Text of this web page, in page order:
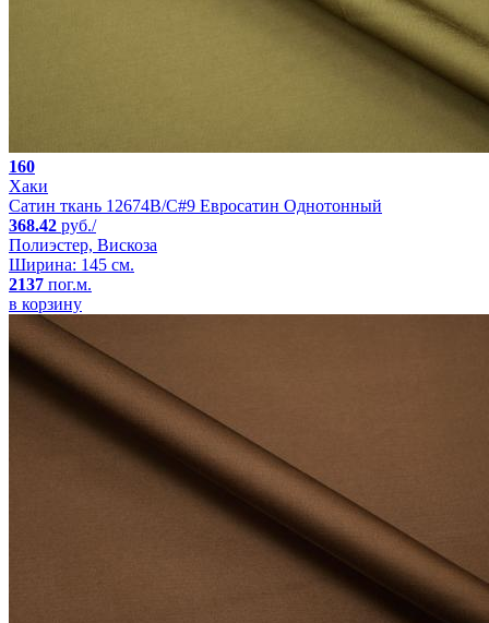
160
Хаки
Сатин ткань 12674B/C#9 Евросатин Однотонный
368.42 руб./
Полиэстер, Вискоза
Ширина: 145 см.
2137 пог.м.
в корзину